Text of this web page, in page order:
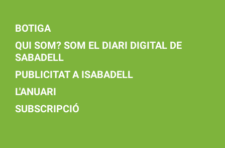
BOTIGA
QUI SOM? SOM EL DIARI DIGITAL DE
SABADELL
PUBLICITAT A ISABADELL
L'ANUARI
SUBSCRIPCIÓ